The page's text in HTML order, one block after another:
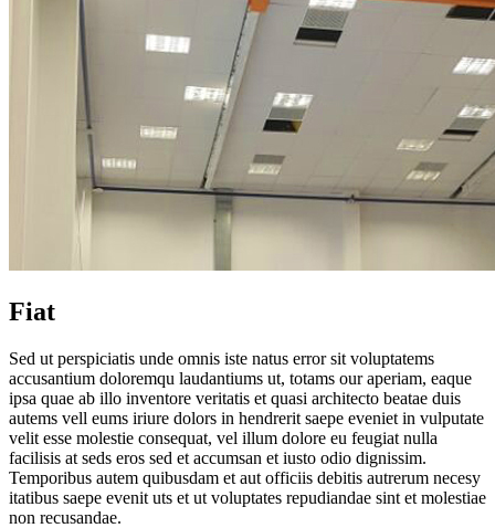
Fiat
Sed ut perspiciatis unde omnis iste natus error sit voluptatems
accusantium doloremqu laudantiums ut, totams our aperiam, eaque
ipsa quae ab illo inventore veritatis et quasi architecto beatae duis
autems vell eums iriure dolors in hendrerit saepe eveniet in vulputate
velit esse molestie consequat, vel illum dolore eu feugiat nulla
facilisis at seds eros sed et accumsan et iusto odio dignissim.
Temporibus autem quibusdam et aut officiis debitis autrerum necesy
itatibus saepe evenit uts et ut voluptates repudiandae sint et molestiae
non recusandae.